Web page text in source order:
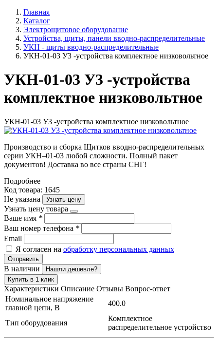
Главная
Каталог
Электрощитовое оборудование
Устройства, щиты, панели вводно-распределительные
УКН - щиты вводно-распределительные
УКН-01-03 У3 -устройства комплектное низковольтное
УКН-01-03 У3 -устройства
комплектное низковольтное
УКН-01-03 У3 -устройства комплектное низковольтное
Производство и сборка Щитков вводно-распределительных
серии УКН–01-03 любой сложности. Полный пакет
документов! Доставка во все страны СНГ!
Подробнее
Код товара: 1645
Не указана
Узнать цену
Узнать цену товара
Ваше имя *
Ваш номер телефона *
Email
Я согласен на обработку персональных данных
Отправить
В наличии
Нашли дешевле?
Купить в 1 клик
Характеристики Описание Отзывы Вопрос-ответ
Номинальное напряжение
главной цепи, В
400.0
Тип оборудования
Комплектное
распределительное устройство